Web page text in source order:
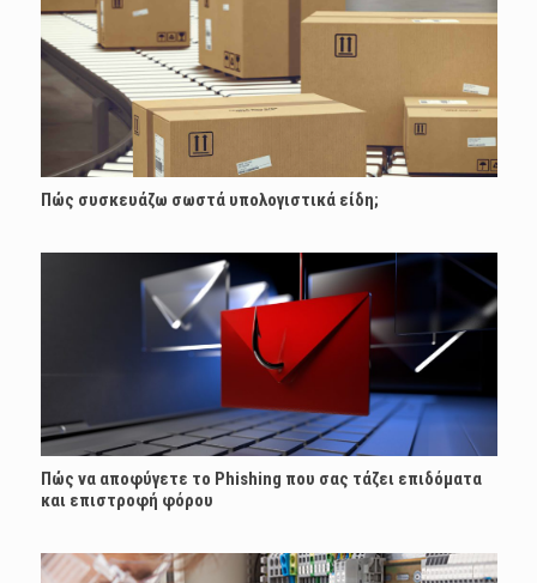
Πώς συσκευάζω σωστά υπολογιστικά είδη;
Πώς να αποφύγετε το Phishing που σας τάζει επιδόματα
και επιστροφή φόρου